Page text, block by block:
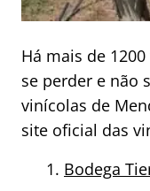
Há mais de
se perder e não
vinícolas de
site oficial das
Bodega